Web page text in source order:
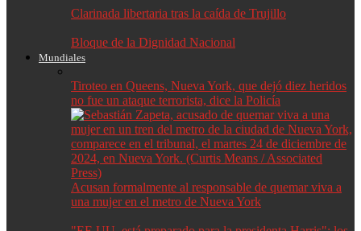
Clarinada libertaria tras la caída de Trujillo
Bloque de la Dignidad Nacional
Mundiales
Tiroteo en Queens, Nueva York, que dejó diez heridos
no fue un ataque terrorista, dice la Policía
Acusan formalmente al responsable de quemar viva a
una mujer en el metro de Nueva York